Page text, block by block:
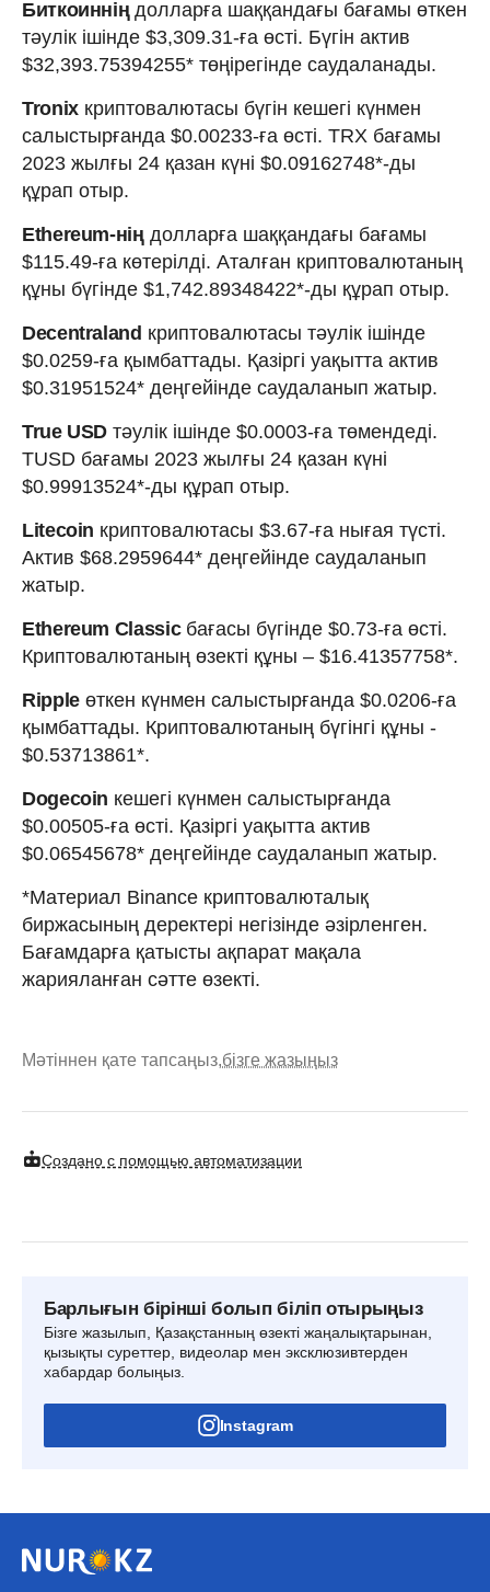
Биткоинніңдолларға шаққандағы бағамы өткен
тәулік ішінде $3,309.31-ға өсті. Бүгін актив
$32,393.75394255* төңірегінде саудаланады.
Tronixкриптовалютасы бүгін кешегі күнмен
салыстырғанда $0.00233-ға өсті. TRX бағамы
2023 жылғы 24 қазан күні $0.09162748*-ды
құрап отыр.
Ethereum-ніңдолларға шаққандағы бағамы
$115.49-ға көтерілді. Аталған криптовалютаның
құны бүгінде $1,742.89348422*-ды құрап отыр.
Decentraland криптовалютасы тәулік ішінде
$0.0259-ға қымбаттады. Қазіргі уақытта актив
$0.31951524* деңгейінде саудаланып жатыр.
True USD тәулік ішінде $0.0003-ға төмендеді.
TUSD бағамы 2023 жылғы 24 қазан күні
$0.99913524*-ды құрап отыр.
Litecoin криптовалютасы $3.67-ға нығая түсті.
Актив $68.2959644* деңгейінде саудаланып
жатыр.
Ethereum Classicбағасы бүгінде $0.73-ға өсті.
Криптовалютаның өзекті құны – $16.41357758*.
Rippleөткен күнмен салыстырғанда $0.0206-ға
қымбаттады. Криптовалютаның бүгінгі құны -
$0.53713861*.
Dogecoin кешегі күнмен салыстырғанда
$0.00505-ға өсті. Қазіргі уақытта актив
$0.06545678* деңгейінде саудаланып жатыр.
*Материал Binance криптовалюталық
биржасының деректері негізінде әзірленген.
Бағамдарға қатысты ақпарат мақала
жарияланған сәтте өзекті.
Мәтіннен қате тапсаңыз,бізге жазыңыз
Создано с помощью автоматизации
Барлығын бірінші болып біліп отырыңыз
Бізге жазылып, Қазақстанның өзекті жаңалықтарынан,
қызықты суреттер, видеолар мен эксклюзивтерден
хабардар болыңыз.
Instagram